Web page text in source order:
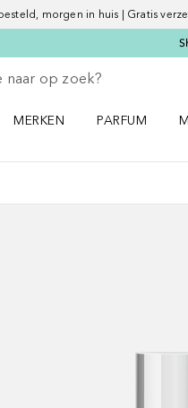
morgen in huis | Gratis
MERKEN
PARFUM